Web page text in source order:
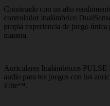
Construido con un alto
controlador inalámbrico
propia experiencia de juego única
manera.
Auriculares Inalámbricos
audio para tus juegos con los
Elite™.